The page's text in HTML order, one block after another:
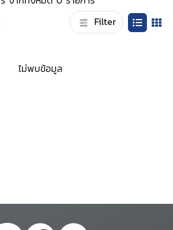
Filter
ไม่พบข้อมูล